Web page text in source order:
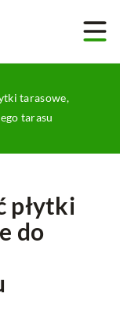
tarasowe,
tarasu
płytki
do